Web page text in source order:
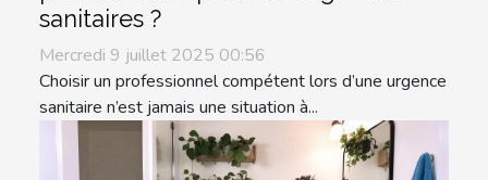
sanitaires ?
Mercredi 9 juillet 2025 00:56
Choisir un professionnel compétent lors d’une urgence
sanitaire n’est jamais une situation à...